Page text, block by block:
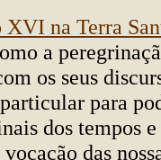
XVI na Terra
a
os seus
para
dos tempos
das